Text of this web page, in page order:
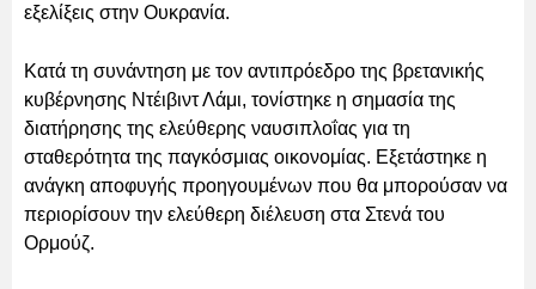
εξελίξεις στην Ουκρανία.
Κατά τη συνάντηση με τον αντιπρόεδρο της βρετανικής
κυβέρνησης Ντέιβιντ Λάμι, τονίστηκε η σημασία της
διατήρησης της ελεύθερης ναυσιπλοΐας για τη
σταθερότητα της παγκόσμιας οικονομίας. Εξετάστηκε η
ανάγκη αποφυγής προηγουμένων που θα μπορούσαν να
περιορίσουν την ελεύθερη διέλευση στα Στενά του
Ορμούζ.